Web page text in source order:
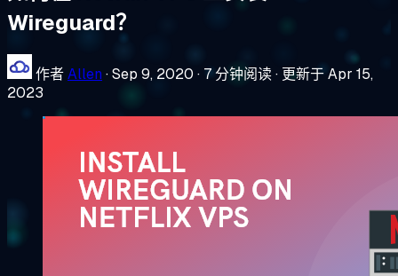
Wireguard？
作者Allen ·Sep 9, 2020 · 7 分钟阅读· 更新于 Apr 15,
2023